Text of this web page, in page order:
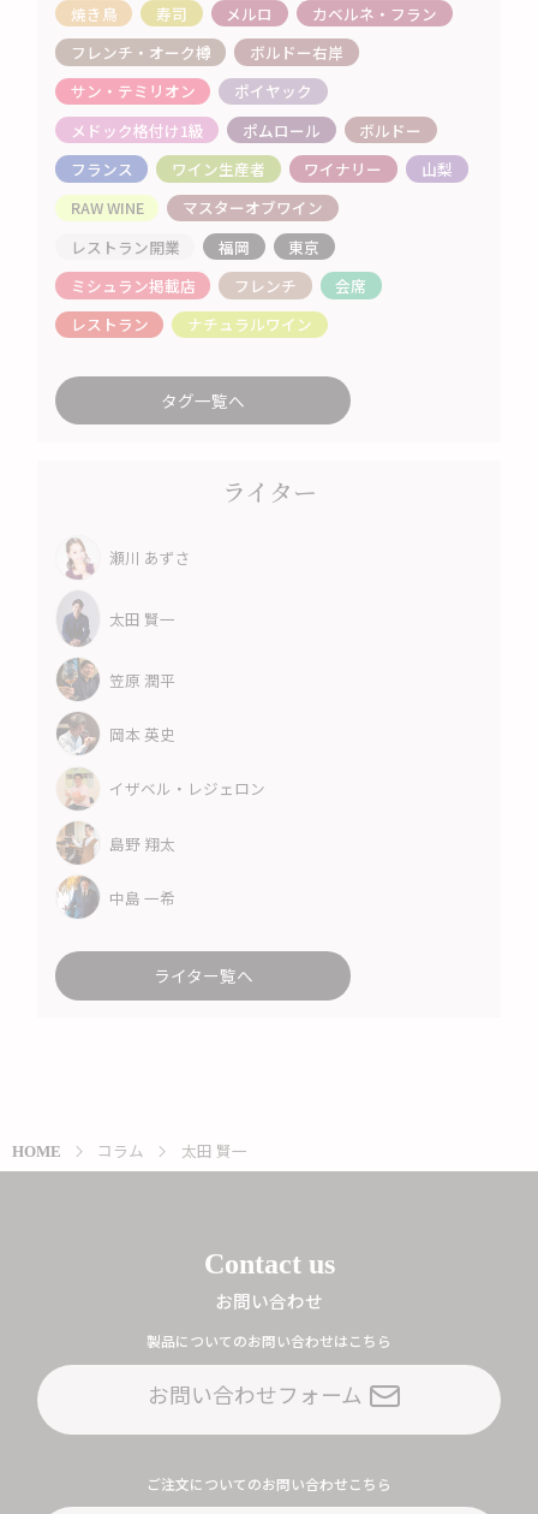
焼き鳥
寿司 メルロ
カベルネ・フラン
フレンチ・オーク樽
ボルドー右岸
サン・テミリオン
ポイヤック
メドック格付け1級
ポムロール
ボルドー
フランス
ワイン生産者 ワイナリー
山梨
RAW WINE
マスターオブワイン
レストラン開業
福岡
東京
ミシュラン掲載店
フレンチ
会席
レストラン
ナチュラルワイン
タグ一覧へ
ライター
瀬川 あずさ
太田 賢一
笠原 潤平
岡本 英史
イザベル・レジェロン
島野 翔太
中島 一希
ライター覧へ
HOME コラム 太田 賢一
Contact us
お問い合わせ
製品についてのお問い合わせはこちら
お問い合わせフォーム
ご注文についてのお問い合わせこちら